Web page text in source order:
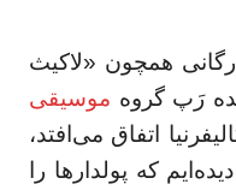
همچون «لاکیث
رَپ گروه موسیقی
اتفاق می‌افتد،
که پولدارها را